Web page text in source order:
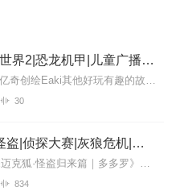
心奇爆龙战车巨龙世界2|恐龙机甲|儿童广播剧
>>>【点击前往】收听亿奇创绘Eaki其他好玩有趣的故事~小朋友都喜欢的紧张刺激奇幻冒险故事：【点击收听】龙战士星源3|英雄冒险|儿童睡前故事【点击收听】心奇爆...
30
神探迈克狐· 千面怪盗|侦探大赛|灰狼危机|多多罗
新专辑点击收听《神探迈克狐·怪盗归来篇｜多多罗》！！！>>>点击进入主播橱窗购买《神探迈克狐》系列图书吧!<<<多多罗故事【点击前往】收听多多罗其他好玩有趣的故...
834